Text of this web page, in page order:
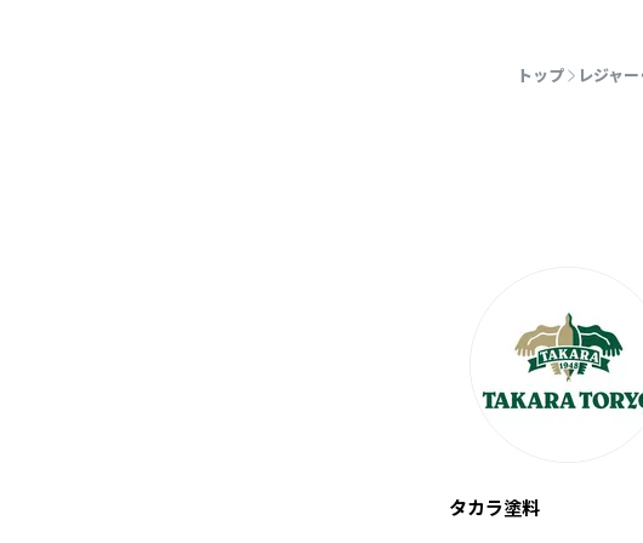
トップ レジャ
タカラ塗料